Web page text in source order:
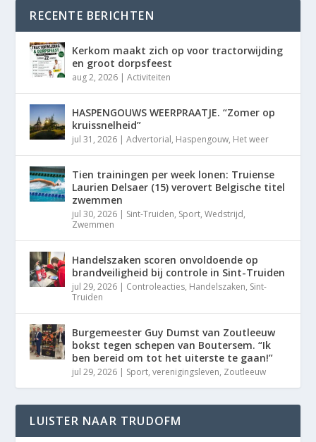
RECENTE BERICHTEN
Kerkom maakt zich op voor tractorwijding
en groot dorpsfeest
aug 2, 2026 |Activiteiten
HASPENGOUWS WEERPRAATJE. “Zomer op
kruissnelheid”
jul 31, 2026 |Advertorial, Haspengouw, Het weer
Tien trainingen per week lonen: Truiense
Laurien Delsaer (15) verovert Belgische titel
zwemmen
jul 30, 2026 | Sint-Truiden, Sport,Wedstrijd,
Zwemmen
Handelszaken scoren onvoldoende op
brandveiligheid bij controle in Sint-Truiden
jul 29, 2026 | Controleacties, Handelszaken, Sint-
Truiden
Burgemeester Guy Dumst van Zoutleeuw
bokst tegen schepen van Boutersem. “Ik
ben bereid om tot het uiterste te gaan!”
jul 29, 2026 | Sport,verenigingsleven, Zoutleeuw
LUISTER NAAR TRUDOFM